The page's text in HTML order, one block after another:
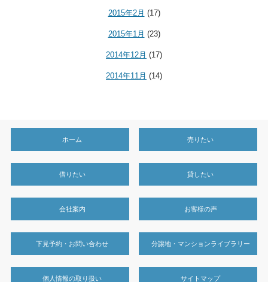
2015年2月 (17)
2015年1月 (23)
2014年12月 (17)
2014年11月 (14)
ホーム 売りたい
借りたい 貸したい
会社案内 お客様の声
下見予約・お問い合わせ 分譲地・マンションライブラリー
個人情報の取り扱い サイトマップ